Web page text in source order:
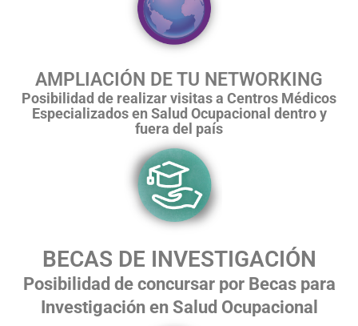
AMPLIACIÓN DE TU NETWORKING
Posibilidad de realizar visitas a Centros Médicos
Especializados en Salud Ocupacional dentro y
fuera del país
BECAS DE INVESTIGACIÓN
Posibilidad de concursar por Becas para
Investigación en Salud Ocupacional